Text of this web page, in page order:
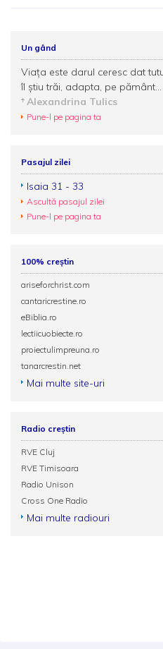
Un gând
Viața este darul ceresc dat
îl știu trăi, adapta, pe pământ...
Alexandrina Tulics
Pune-l pe pagina ta
Pasajul zilei
Isaia 31 - 33
Ascultă pasajul zilei
Pune-l pe pagina ta
100% creștin
ariseforchrist.com
cantaricrestine.ro
eBiblia.ro
lectiicuobiecte.ro
proiectulimpreuna.ro
tanarcrestin.net
Mai multe site-uri
Radio creștin
RVE Cluj
RVE Timisoara
Radio Unison
Cross One Radio
Mai multe radiouri